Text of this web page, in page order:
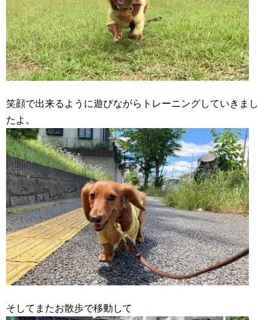
笑顔で出来るように遊びながらトレーニングしていきまし
たよ。
そしてまたお散歩で移動して